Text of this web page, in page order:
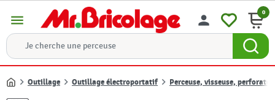
menu person 0
Accueil
Outillage Outillage électroportatif Perceuse, visseuse,